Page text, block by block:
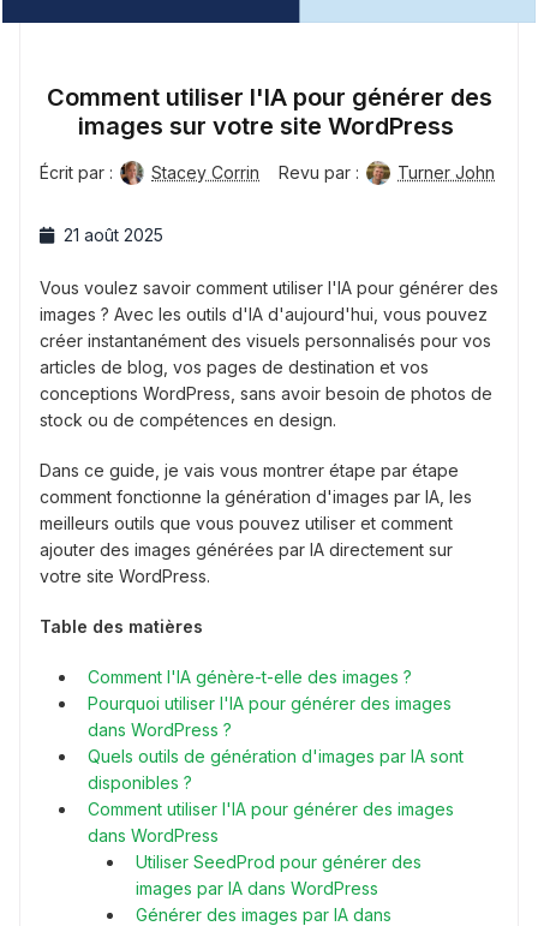
Comment utiliser l'IA pour générer des
images sur votre site WordPress
Écrit par : Stacey Corrin Revu par : Turner John
21 août 2025
Vous voulez savoir comment utiliser l'IA pour générer des
images ? Avec les outils d'IA d'aujourd'hui, vous pouvez
créer instantanément des visuels personnalisés pour vos
articles de blog, vos pages de destination et vos
conceptions WordPress, sans avoir besoin de photos de
stock ou de compétences en design.
Dans ce guide, je vais vous montrer étape par étape
comment fonctionne la génération d'images par IA, les
meilleurs outils que vous pouvez utiliser et comment
ajouter des images générées par IA directement sur
votre site WordPress.
Table des matières
Comment l'IA génère-t-elle des images ?
Pourquoi utiliser l'IA pour générer des images
dans WordPress ?
Quels outils de génération d'images par IA sont
disponibles ?
Comment utiliser l'IA pour générer des images
dans WordPress
Utiliser SeedProd pour générer des
images par IA dans WordPress
Générer des images par IA dans